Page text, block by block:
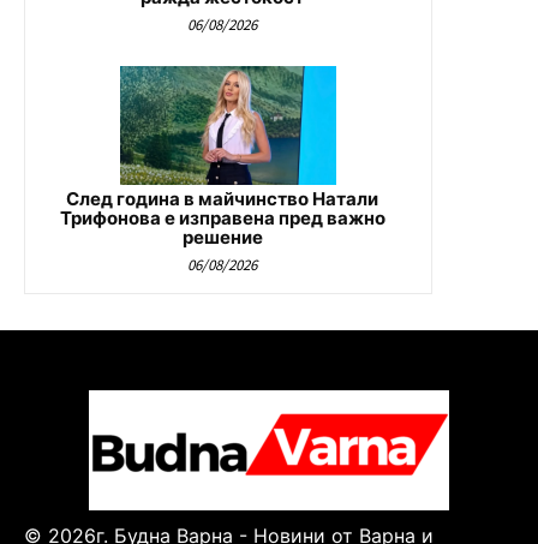
06/08/2026
След година в майчинство Натали
Трифонова е изправена пред важно
решение
06/08/2026
© 2026г. Будна Варна - Новини от Варна и